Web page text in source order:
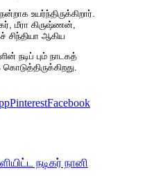
உயர்ந்திருக்கிறார்.
மீரா கிருஷ்ணன்,
ஆகிய
நடிப் பும் நாடகத்
PinterestFacebook
நடிகர் நானி